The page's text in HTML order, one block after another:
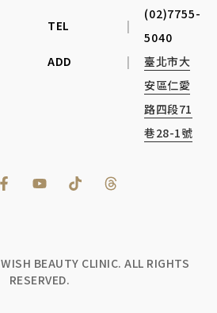
TEL |
(02)7755-
5040
ADD
|
臺北市大
安區仁愛
路四段71
巷28-1號
WISH BEAUTY CLINIC. ALL RIGHTS
RESERVED.